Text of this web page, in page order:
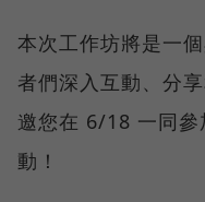
本次工作坊將是一
者們深入互動、分
邀您在 6/18 一同參
動！